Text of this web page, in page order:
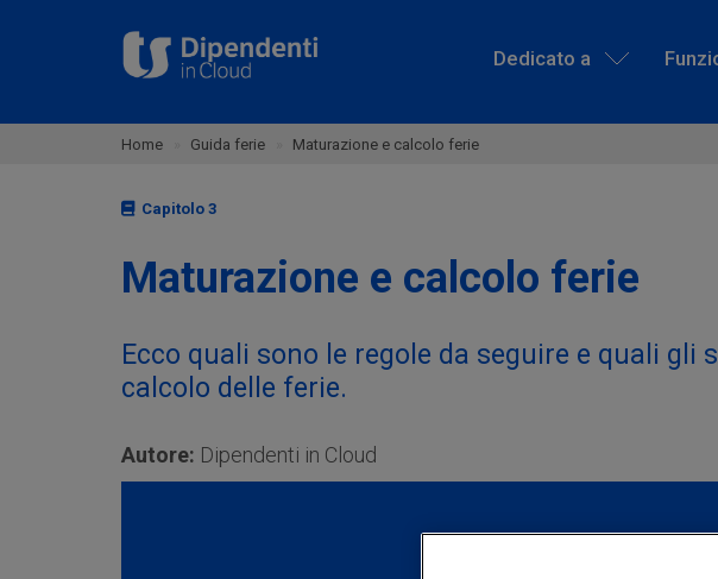
Dedicato a
Home Guida ferie Maturazione e calcolo ferie
Capitolo 3
Maturazione e calcolo ferie
Ecco quali sono le regole da seguire e quali
calcolo delle ferie.
Autore: Dipendenti in Cloud